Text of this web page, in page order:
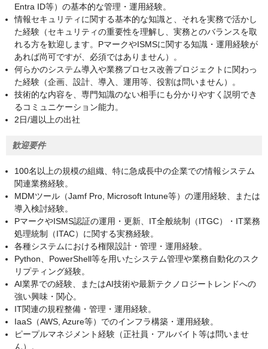
Entra ID等）の基本的な管理・運用経験。
情報セキュリティに関する基本的な知識と、それを実務で活かし
た経験（セキュリティの重要性を理解し、実務とのバランスを取
れる方を歓迎します。PマークやISMSに関する知識・運用経験が
あれば尚可ですが、必須ではありません）。
何らかのシステム導入や業務プロセス改善プロジェクトに関わっ
た経験（企画、設計、導入、運用等、役割は問いません）。
技術的な内容を、専門知識のない相手にも分かりやすく説明でき
るコミュニケーション能力。
2日/週以上の出社
歓迎要件
100名以上の規模の組織、特に急成長中の企業での情報システム
関連業務経験。
MDMツール（Jamf Pro, Microsoft Intune等）の運用経験、または
導入検討経験。
PマークやISMS認証の運用・更新、IT全般統制（ITGC）・IT業務
処理統制（ITAC）に関する実務経験。
各種システムにおける権限設計・管理・運用経験。
Python、PowerShell等を用いたシステム管理や業務自動化のスク
リプティング経験。
AI業界での経験、またはAI技術や最新テクノロジートレンドへの
強い興味・関心。
IT関連の規程整備・管理・運用経験。
IaaS（AWS, Azure等）でのインフラ構築・運用経験。
ピープルマネジメント経験（正社員・アルバイト等は問いませ
ん）。